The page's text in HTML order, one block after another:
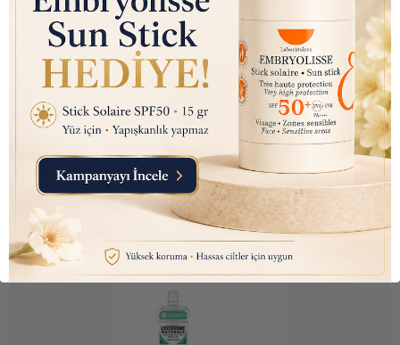
Nutraxin D3K2 (Kemik ve
Bağışıklık Desteği) Gıda
Takviyesi Sprey (207 Puf)
30ml
₺ 450.00 ₺ 145.10